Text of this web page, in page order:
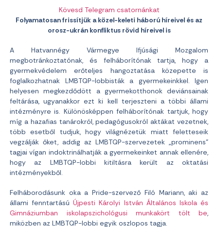
Kövesd Telegram csatornánkat
Folyamatosan frissítjük a közel-keleti háború híreivel és az
orosz-ukrán konfliktus rövid híreivel is
A Hatvannégy Vármegye Ifjúsági Mozgalom
megbotránkoztatónak, és felháborítónak tartja, hogy a
gyermekvédelem erőteljes hangoztatása közepette is
foglalkozhatnak LMBTQP-lobbisták a gyermekeinkkel. Igen
helyesen megkezdődött a gyermekotthonok deviánsainak
feltárása, ugyanakkor ezt ki kell terjeszteni a többi állami
intézményre is. Különösképpen felháborítónak tartjuk, hogy
míg a hazafias tanárokról, pedagógusokról aktákat vezetnek,
több esetből tudjuk, hogy világnézetük miatt feletteseik
vegzálják őket, addig az LMBTQP-szervezetek „prominens”
tagjai vígan indoktrinálhatják a gyermekeinket annak ellenére,
hogy az LMBTQP-lobbi kitiltásra került az oktatási
intézményekből.
Felháborodásunk oka a Pride-szervező Filó Mariann, aki az
állami fenntartásúÚjpesti Károlyi István Általános Iskola és
Gimnáziumban iskolapszichológusi munkakört tölt be
miközben az LMBTQP-lobbi egyik oszlopos tagja.